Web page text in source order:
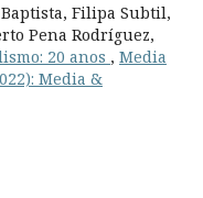
Filipa Subtil,
Pena Rodríguez,
20 anos , Media
Media &